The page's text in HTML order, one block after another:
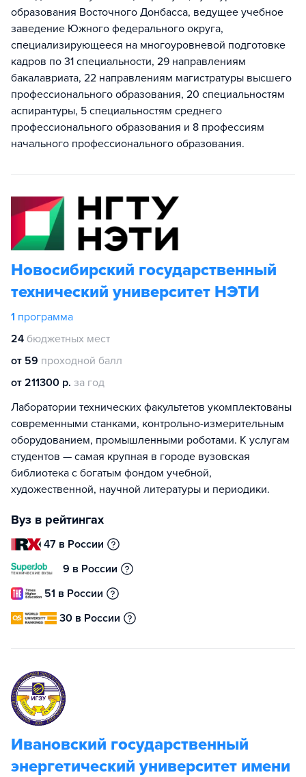
образования Восточного Донбасса, ведущее учебное
заведение Южного федерального округа,
специализирующееся на многоуровневой подготовке
кадров по 31 специальности, 29 направлениям
бакалавриата, 22 направлениям магистратуры высшего
профессионального образования, 20 специальностям
аспирантуры, 5 специальностям среднего
профессионального образования и 8 профессиям
начального профессионального образования.
Новосибирский государственный
технический университет НЭТИ
1 программа
24 бюджетных мест
от 59 проходной балл
от 211300 р. за год
Лаборатории технических факультетов укомплектованы
современными станками, контрольно-измерительным
оборудованием, промышленными роботами. К услугам
студентов — самая крупная в городе вузовская
библиотека с богатым фондом учебной,
художественной, научной литературы и периодики.
Вуз в рейтингах
47 в России
9 в России
51 в России
30 в России
Ивановский государственный
энергетический университет имени